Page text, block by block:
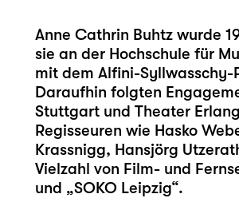
Anne Cathrin Buhtz wurde
sie an der Hochschule für
mit dem Alfini-Syllwasschy-
Daraufhin folgten
Stuttgart und Theater
Regisseuren wie Hasko
Krassnigg, Hansjörg
Vielzahl von Film- und
und „SOKO Leipzig“.